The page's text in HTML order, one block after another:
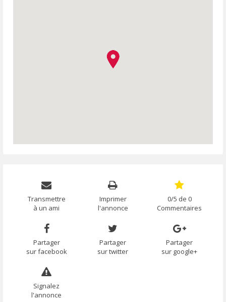
Transmettre
à un ami
Imprimer
l'annonce
0/5 de 0
Commentaires
Partager
sur facebook
Partager
sur twitter
Partager
sur google+
Signalez
l'annonce